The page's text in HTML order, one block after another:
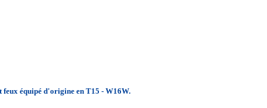
équipé d'origine en T15 - W16W.